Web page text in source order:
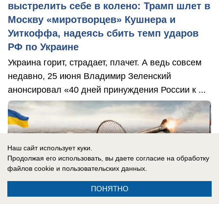
выстрелить себе в колено: Трамп шлет в
Москву «миротворцев» Кушнера и
Уиткоффа, надеясь сбить темп ударов
РФ по Украине
Украина горит, страдает, плачет. А ведь совсем
недавно, 25 июня Владимир Зеленский
анонсировал «40 дней принуждения России к ...
Наш сайт использует куки.
Продолжая его использовать, вы даете согласие на обработку
файлов cookie и пользовательских данных.
ПОНЯТНО